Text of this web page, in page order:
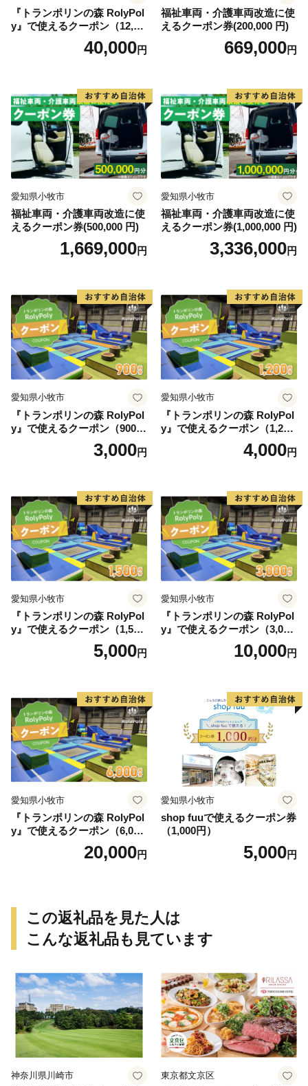
『トランポリンの森 RolyPol
y』で使えるクーポン（12,00
40,000円
福祉車両・介護車両改造に使
えるクーポン券(200,000 円)
669,000円
愛知県小牧市
福祉車両・介護車両改造に使
えるクーポン券(500,000 円)
1,669,000円
愛知県小牧市
福祉車両・介護車両改造に使
えるクーポン券(1,000,000 円)
3,336,000円
愛知県小牧市
『トランポリンの森 RolyPol
y』で使えるクーポン（900
3,000円
愛知県小牧市
『トランポリンの森 RolyPol
y』で使えるクーポン（1,200
4,000円
愛知県小牧市
『トランポリンの森 RolyPol
y』で使えるクーポン（1,500
5,000円
愛知県小牧市
『トランポリンの森 RolyPol
y』で使えるクーポン（3,000
10,000円
愛知県小牧市
『トランポリンの森 RolyPol
y』で使えるクーポン（6,000
20,000円
愛知県小牧市
shop fuuで使えるクーポン券
（1,000円）
5,000円
この返礼品を見た人は
こんな返礼品も見ています
神奈川県川崎市 東京都文京区